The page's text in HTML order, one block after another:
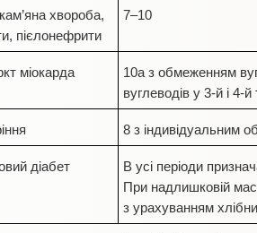
хвороба,
пієлонефрити
7–10
міокарда
10а з обмеженням
вуглеводів у 3-й і 4-
8 з індивідуальним
діабет
В усі періоди
При надлишковій
з урахуванням